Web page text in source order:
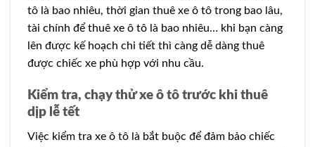
tô là bao nhiêu, thời gian thuê xe ô tô trong bao lâu,
tài chính để thuê xe ô tô là bao nhiêu… khi bạn càng
lên được kế hoạch chi tiết thì càng dễ dàng thuê
được chiếc xe phù hợp với nhu cầu.
Kiểm tra, chạy thử xe ô tô trước khi thuê
dịp lễ tết
Việc kiểm tra xe ô tô là bắt buộc để đảm bảo chiếc